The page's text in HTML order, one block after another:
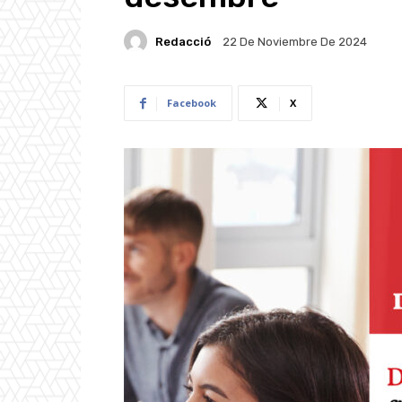
Redacció 22 De Noviembre De 2024
Facebook X